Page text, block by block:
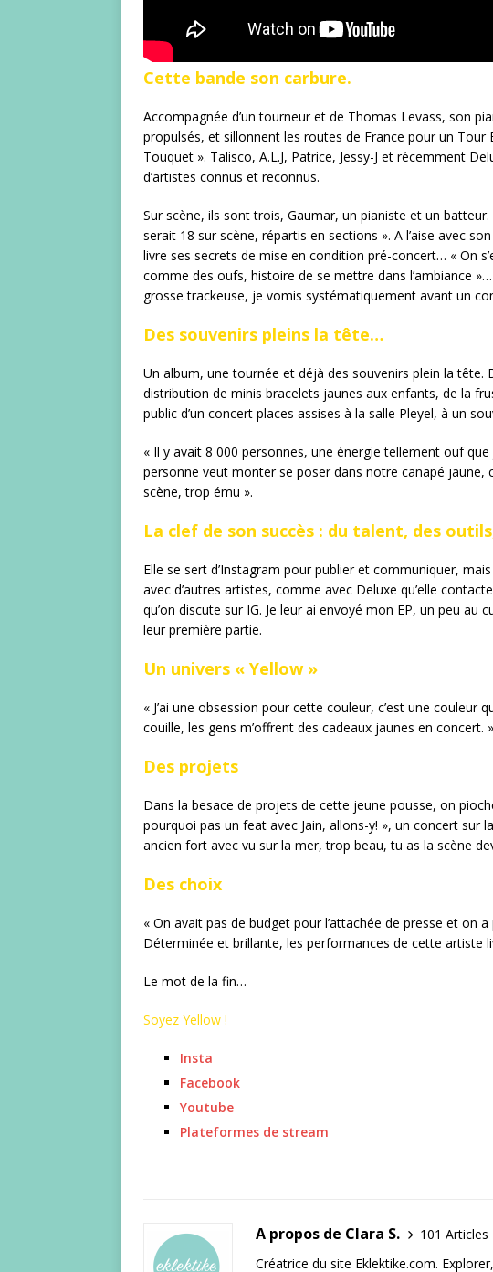
Cette bande son carbure.
Accompagnée d’un tourneur et de Thomas Levass, son
propulsés, et sillonnent les routes de France pour un Tour
Touquet ». Talisco, A.L.J, Patrice, Jessy-J et récemment
d’artistes connus et reconnus.
Sur scène, ils sont trois, Gaumar, un pianiste et un
serait 18 sur scène, répartis en sections ». A l’aise avec
livre ses secrets de mise en condition pré-concert… « On
comme des oufs, histoire de se mettre dans l’ambiance
grosse trackeuse, je vomis systématiquement avant un
Des souvenirs pleins la tête…
Un album, une tournée et déjà des souvenirs plein la tête.
distribution de minis bracelets jaunes aux enfants, de la
public d’un concert places assises à la salle Pleyel, à un
« Il y avait 8 000 personnes, une énergie tellement ouf
personne veut monter se poser dans notre canapé jaune,
scène, trop ému ».
La clef de son succès : du talent, des
Elle se sert d’Instagram pour publier et communiquer,
avec d’autres artistes, comme avec Deluxe qu’elle
qu’on discute sur IG. Je leur ai envoyé mon EP, un peu
leur première partie.
Un univers « Yellow »
« J’ai une obsession pour cette couleur, c’est une couleur
couille, les gens m’offrent des cadeaux jaunes en concert. »
Des projets
Dans la besace de projets de cette jeune pousse, on
pourquoi pas un feat avec Jain, allons-y! », un concert sur
ancien fort avec vu sur la mer, trop beau, tu as la scène
Des choix
« On avait pas de budget pour l’attachée de presse et on
Déterminée et brillante, les performances de cette artiste
Le mot de la fin…
Soyez Yellow !
Insta
Facebook
Youtube
Plateformes de stream
A propos de Clara S.
101 Articles
Créatrice du site Eklektike.com.